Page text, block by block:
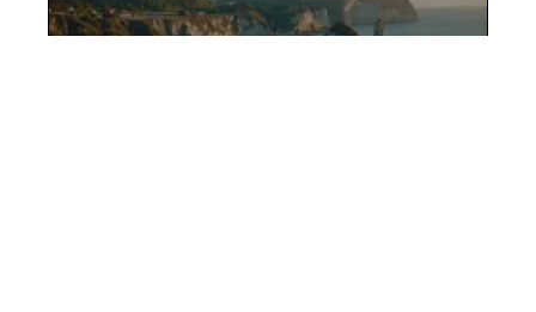
Séjour bucolique à Camping